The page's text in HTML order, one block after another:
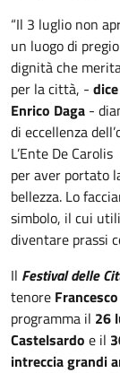
“Il 3 luglio non
un luogo di
dignità che
per la città, -
Enrico Daga -
di eccellenza
L’Ente De
per aver portato
bellezza. Lo
simbolo, il cui
diventare prassi
Il Festival delle
tenore
programma il 26
Castelsardo e il
intreccia grandi